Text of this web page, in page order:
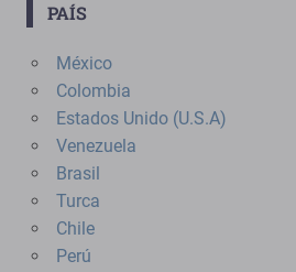
PAÍS
México
Colombia
Estados Unido (U.S.A)
Venezuela
Brasil
Turca
Chile
Perú